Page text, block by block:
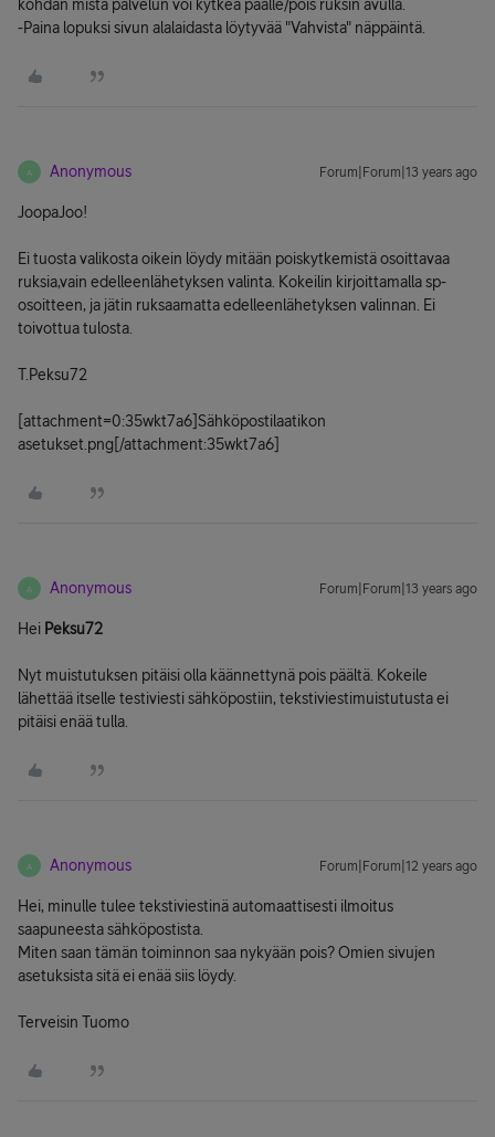
kohdan mistä palvelun voi kytkeä päälle/pois ruksin avulla.
-Paina lopuksi sivun alalaidasta löytyvää "Vahvista" näppäintä.
A Anonymous Forum|Forum|13 years ago
JoopaJoo!
Ei tuosta valikosta oikein löydy mitään poiskytkemistä osoittavaa
ruksia,vain edelleenlähetyksen valinta. Kokeilin kirjoittamalla sp-
osoitteen, ja jätin ruksaamatta edelleenlähetyksen valinnan. Ei
toivottua tulosta.
T.Peksu72
[attachment=0:35wkt7a6] Sähköpostilaatikon
asetukset.png [/attachment:35wkt7a6]
A Anonymous Forum|Forum|13 years ago
Hei Peksu72
Nyt muistutuksen pitäisi olla käännettynä pois päältä. Kokeile
lähettää itselle testiviesti sähköpostiin, tekstiviestimuistutusta ei
pitäisi enää tulla.
A Anonymous Forum|Forum|12 years ago
Hei, minulle tulee tekstiviestinä automaattisesti ilmoitus
saapuneesta sähköpostista.
Miten saan tämän toiminnon saa nykyään pois? Omien sivujen
asetuksista sitä ei enää siis löydy.
Terveisin Tuomo